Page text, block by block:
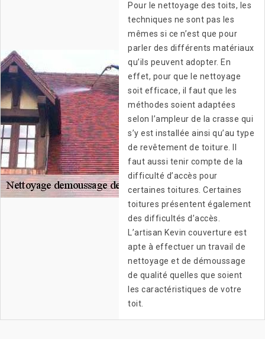
Pour le nettoyage des toits, les
techniques ne sont pas les
mêmes si ce n’est que pour
parler des différents matériaux
qu’ils peuvent adopter. En
effet, pour que le nettoyage
soit efficace, il faut que les
méthodes soient adaptées
selon l’ampleur de la crasse qui
s’y est installée ainsi qu’au type
de revêtement de toiture. Il
faut aussi tenir compte de la
difficulté d’accès pour
certaines toitures. Certaines
toitures présentent également
des difficultés d’accès.
L’artisan Kevin couverture est
apte à effectuer un travail de
nettoyage et de démoussage
de qualité quelles que soient
les caractéristiques de votre
toit.